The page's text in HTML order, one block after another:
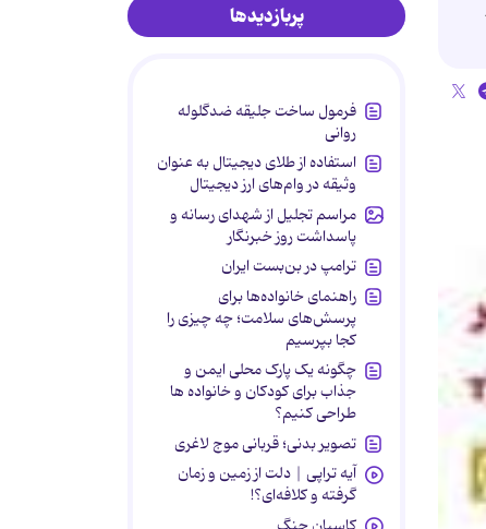
پربازدیدها
فرمول ساخت جلیقه ضدگلوله
روانی
استفاده از طلای دیجیتال به عنوان
وثیقه در وام‌های ارز دیجیتال
مراسم تجلیل از شهدای رسانه و
پاسداشت روز خبرنگار
ترامپ در بن‌بست ایران
راهنمای خانواده‌ها برای
پرسش‌های سلامت؛ چه چیزی را
کجا بپرسیم
چگونه یک پارک محلی ایمن و
جذاب برای کودکان و خانواده ها
طراحی کنیم؟
تصویر بدنی؛ قربانی موج لاغری
آیه تراپی | دلت از زمین و زمان
گرفته و کلافه‌ای؟!